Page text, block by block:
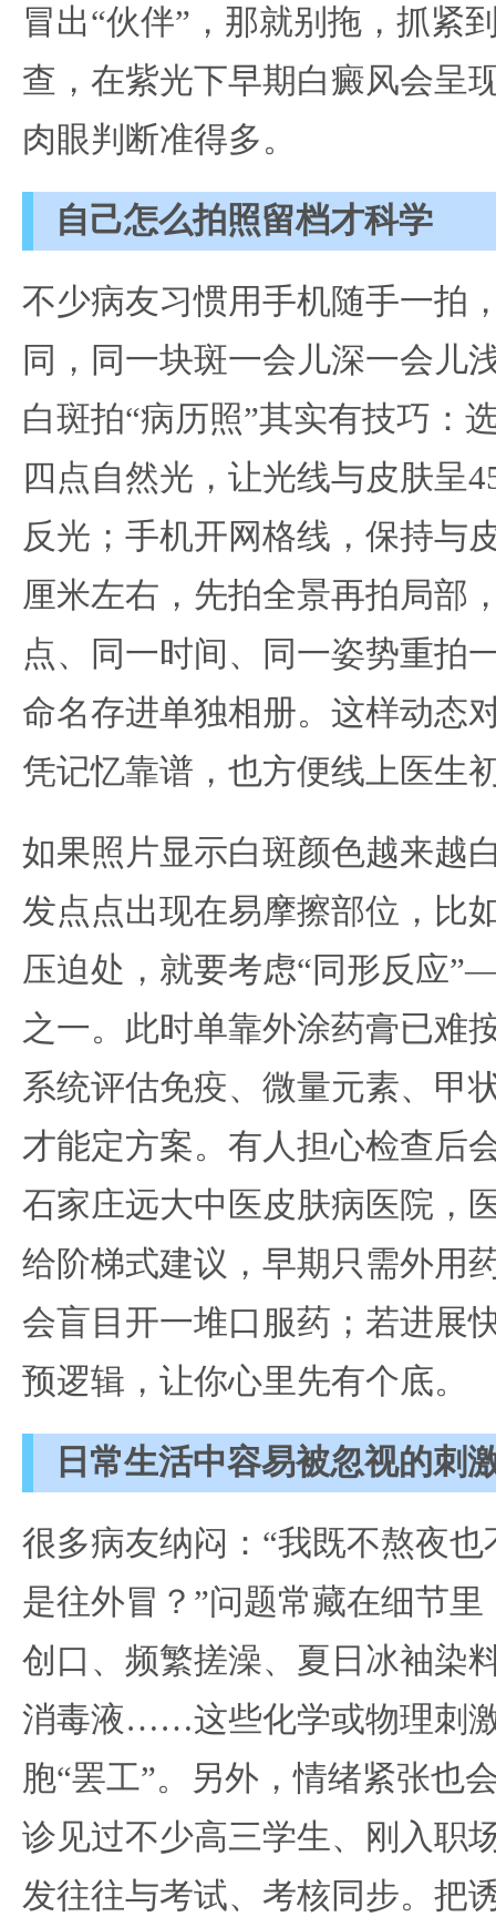
冒出“伙伴”，那就别拖，抓紧
查，在紫光下早期白癜风会呈
肉眼判断准得多。
自己怎么拍照留档才科学
不少病友习惯用手机随手一拍
同，同一块斑一会儿深一会儿
白斑拍“病历照”其实有技巧：
四点自然光，让光线与皮肤呈
反光；手机开网格线，保持与
厘米左右，先拍全景再拍局部
点、同一时间、同一姿势重拍
命名存进单独相册。这样动态
凭记忆靠谱，也方便线上医生
如果照片显示白斑颜色越来越
发点点出现在易摩擦部位，比
压迫处，就要考虑“同形反应
之一。此时单靠外涂药膏已难
系统评估免疫、微量元素、甲
才能定方案。有人担心检查后
石家庄远大中医皮肤病医院，
给阶梯式建议，早期只需外用
会盲目开一堆口服药；若进展
预逻辑，让你心里先有个底。
日常生活中容易被忽视的刺
很多病友纳闷：“我既不熬夜
是往外冒？”问题常藏在细节
创口、频繁搓澡、夏日冰袖染
消毒液……这些化学或物理刺
胞“罢工”。另外，情绪紧张也
诊见过不少高三学生、刚入职
发往往与考试、考核同步。把